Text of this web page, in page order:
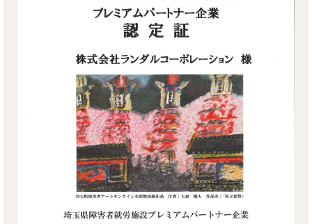
カタログ・取説
画像ダウンロード